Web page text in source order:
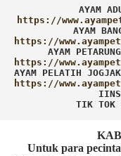
AYAM
AYAM
AYAM
AYAM PELATIH
TIK
Untuk para